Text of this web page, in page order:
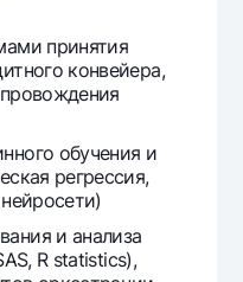
принятия
конвейера,
обучения и
регрессия,
и анализа
R statistics),